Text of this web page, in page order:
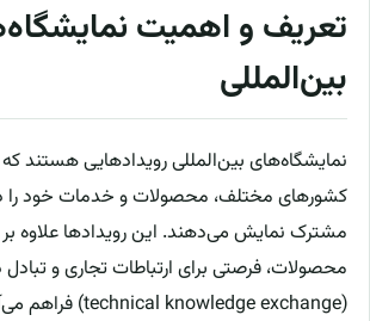
تعریف و اهمیت
بین‌المللی
نمایشگاه‌های بین‌المللی رویدادهایی هستند
کشورهای مختلف، محصولات و خدمات خود
مشترک نمایش می‌دهند. این رویدادها علاوه
محصولات، فرصتی برای ارتباطات تجاری و
(technical knowledge exchange) فراهم می‌آورند.